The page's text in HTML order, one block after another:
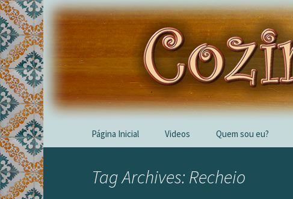
Página Inicial Videos Quem sou eu?
Tag Archives: Recheio